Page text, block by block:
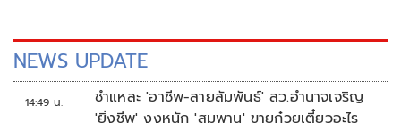
NEWS UPDATE
14:49 น.
ชำแหละ 'อาชีพ-สายสัมพันธ์' สว.อำนาจเจริญ
'ยิ่งชีพ' งงหนัก 'สมพาน' ขายก๋วยเตี๋ยวอะไร